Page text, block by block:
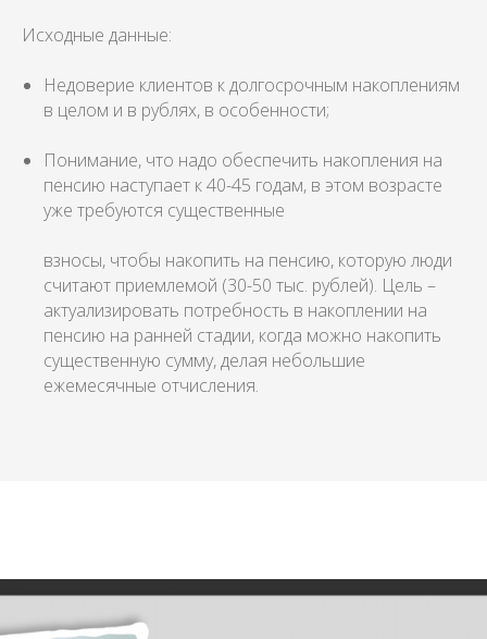
Исходные данные:
Недоверие клиентов к долгосрочным накоплениям
в целом и в рублях, в особенности;
Понимание, что надо обеспечить накопления на
пенсию наступает к 40-45 годам, в этом возрасте
уже требуются существенные
взносы, чтобы накопить на пенсию, которую люди
считают приемлемой (30-50 тыс. рублей). Цель –
актуализировать потребность в накоплении на
пенсию на ранней стадии, когда можно накопить
существенную сумму, делая небольшие
ежемесячные отчисления.